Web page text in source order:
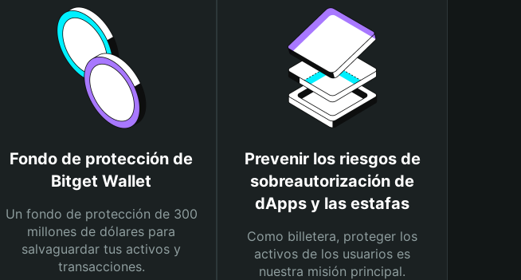
Fondo de protección de
Bitget Wallet
Un fondo de protección de 300
millones de dólares para
salvaguardar tus activos y
transacciones.
Prevenir los riesgos de
sobreautorización de
dApps y las estafas
Como billetera, proteger los
activos de los usuarios es
nuestra misión principal.